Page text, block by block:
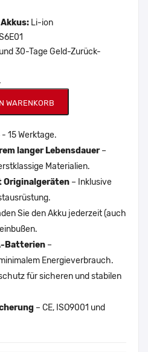
Li-ion
30-Tage Geld-Zurück-
WARENKORB
15 Werktage.
langer Lebensdauer–
Materialien.
Originalgeräten – Inklusive
Sie den Akku jederzeit (auch
Batterien –
Energieverbrauch.
für sicheren und stabilen
– CE, ISO9001 und